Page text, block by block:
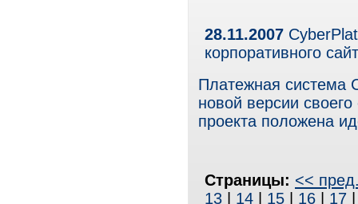
28.11.2007
корпоративного
Платежная система
новой версии
проекта положена
Страницы: <<
13
14 15 16 17